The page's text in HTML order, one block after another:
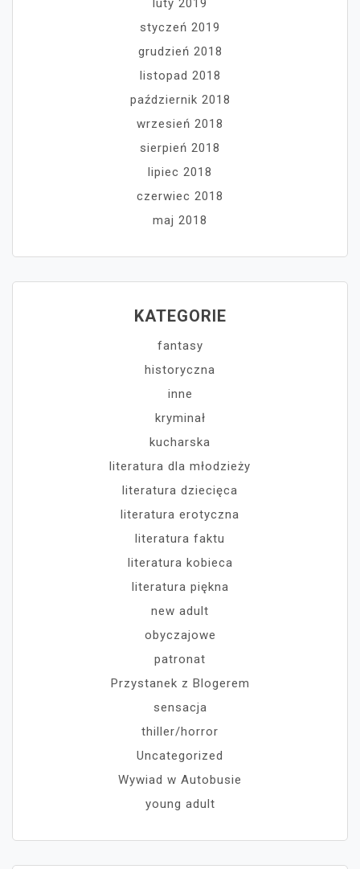
luty 2019
styczeń 2019
grudzień 2018
listopad 2018
październik 2018
wrzesień 2018
sierpień 2018
lipiec 2018
czerwiec 2018
maj 2018
KATEGORIE
fantasy
historyczna
inne
kryminał
kucharska
literatura dla młodzieży
literatura dziecięca
literatura erotyczna
literatura faktu
literatura kobieca
literatura piękna
new adult
obyczajowe
patronat
Przystanek z Blogerem
sensacja
thiller/horror
Uncategorized
Wywiad w Autobusie
young adult